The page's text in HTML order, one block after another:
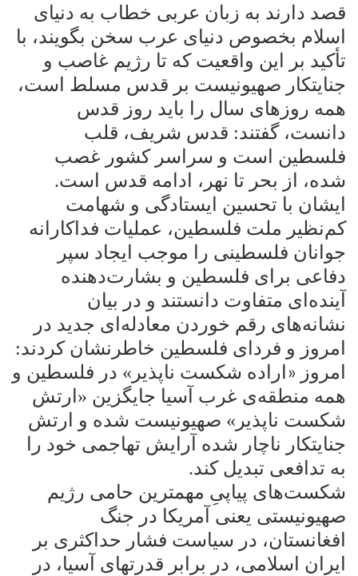
قصد دارند به زبان عربی خطاب به دنیای
اسلام بخصوص دنیای عرب سخن بگویند، با
تأکید بر این واقعیت که تا رژیم غاصب و
جنایتکار صهیونیست بر قدس مسلط است،
همه روزهای سال را باید روز قدس
دانست، گفتند: قدس شریف، قلب
فلسطین است و سراسر کشور غصب
شده، از بحر تا نهر، ادامه قدس است.
ایشان با تحسین ایستادگی و شهامت
کم‌نظیر ملت فلسطین، عملیات فداکارانه
جوانان فلسطینی را موجب ایجاد سپر
دفاعی برای فلسطین و بشارت‌دهنده
آینده‌ای متفاوت دانستند و در بیان
نشانه‌های رقم خوردن معادله‌ای جدید در
امروز و فردای فلسطین خاطرنشان کردند:
امروز « اراده شکست ناپذیر» در فلسطین و
همه منطقه‌ی غرب آسیا جایگزین «ارتش
شکست ناپذیر» صهیونیست شده و ارتش
جنایتکار ناچار شده آرایش تهاجمی خود را
به تدافعی تبدیل کند.
شکست‌های پیاپیِ مهمترین حامی رژیم
صهیونیستی یعنی آمریکا در جنگ
افغانستان، در سیاست فشار حداکثری بر
ایران اسلامی، در برابر قدرتهای آسیا، در